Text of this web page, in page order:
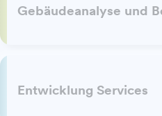
Gebäudeanalyse und
Entwicklung Services